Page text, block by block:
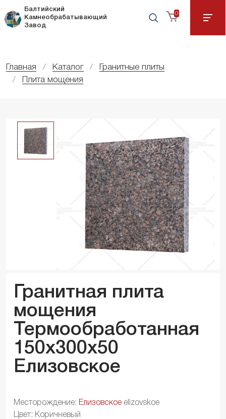
Балтийский
Камнеобрабатывающий
Завод
0
Главная Каталог
Гранитные плиты
Плита мощения
Гранитная плита
мощения
Термообработанная
150x300x50
Елизовское
Месторождение: Елизовское elizovskoe
Цвет: Коричневый